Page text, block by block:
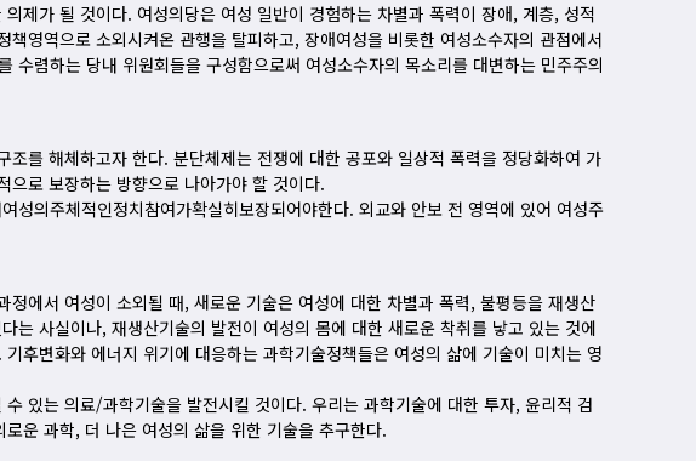
제가 될 것이다. 여성의당은 여성 일반이 경험하는 차별과 폭력이 장애, 계층, 성적
영역으로 소외시켜온 관행을 탈피하고, 장애여성을 비롯한 여성소수자의 관점에서
렴하는 당내 위원회들을 구성함으로써 여성소수자의 목소리를 대변하는 민주주의
를 해체하고자 한다. 분단체제는 전쟁에 대한 공포와 일상적 폭력을 정당화하여 가
로 보장하는 방향으로 나아가야 할 것이다.
성의주체적인정치참여가확실히보장되어야한다. 외교와 안보 전 영역에 있어 여성주
에서 여성이 소외될 때, 새로운 기술은 여성에 대한 차별과 폭력, 불평등을 재생산
사실이나, 재생산기술의 발전이 여성의 몸에 대한 새로운 착취를 낳고 있는 것에
후변화와 에너지 위기에 대응하는 과학기술정책들은 여성의 삶에 기술이 미치는 영
있는 의료/과학기술을 발전시킬 것이다. 우리는 과학기술에 대한 투자, 윤리적 검
운 과학, 더 나은 여성의 삶을 위한 기술을 추구한다.